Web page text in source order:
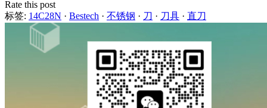
Rate this post
标签: 14C28N · Bestech · 不锈钢 · 刀 · 刀具 · 直刀